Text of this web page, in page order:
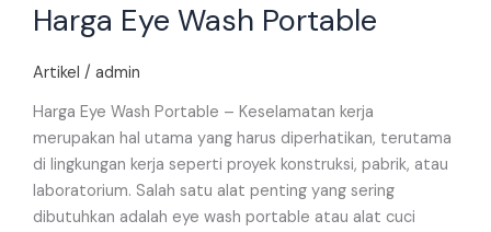
Harga Eye Wash Portable
Artikel / admin
Harga Eye Wash Portable – Keselamatan kerja
merupakan hal utama yang harus diperhatikan, terutama
di lingkungan kerja seperti proyek konstruksi, pabrik, atau
laboratorium. Salah satu alat penting yang sering
dibutuhkan adalah eye wash portable atau alat cuci
Eye
Portable